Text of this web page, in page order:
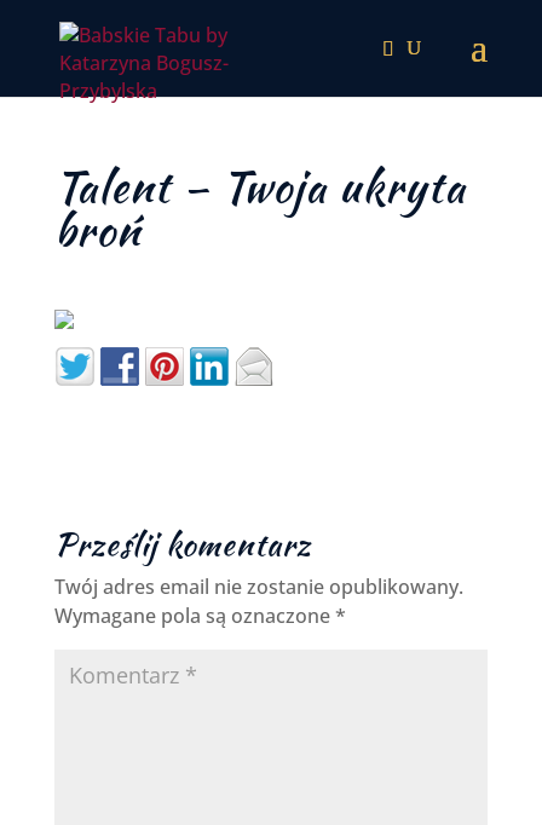
Talent – Twoja ukryta
broń
Prześlij komentarz
Twój adres email nie zostanie opublikowany.
Wymagane pola są oznaczone*